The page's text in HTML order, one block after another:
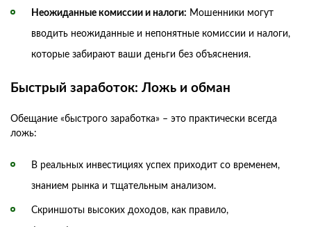
Неожиданные комиссии и налоги: Мошенники могут
вводить неожиданные и непонятные комиссии и налоги,
которые забирают ваши деньги без объяснения.
Быстрый заработок: Ложь и обман
Обещание «быстрого заработка» – это практически всегда
ложь:
В реальных инвестициях успех приходит со временем,
знанием рынка и тщательным анализом.
Скриншоты высоких доходов, как правило,